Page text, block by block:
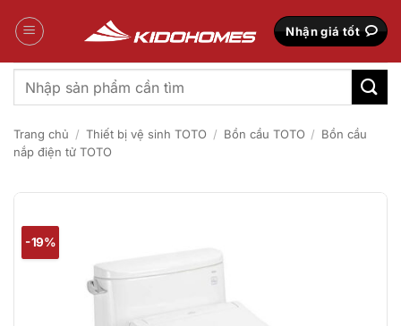
qua
Nhận giá tốt
Tìm
kiếm:
Trang chủ / Thiết bị vệ sinh TOTO / Bồn cầu TOTO / Bồn cầu
nắp điện tử TOTO
-19%